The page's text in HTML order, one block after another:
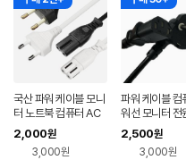
국산 파워 케이블 모니
터 노트북 컴퓨터 AC
코드 전원 선 2구 8자
연결선 1M
2,000원
3,000원
파워 케이블 컴
워선 모니터 전
체 데스크탑 3구
삼성 LG
2,500원
3,000원